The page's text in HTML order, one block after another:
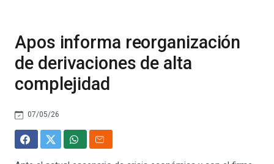
Apos informa reorganización
de derivaciones de alta
complejidad
07/05/26